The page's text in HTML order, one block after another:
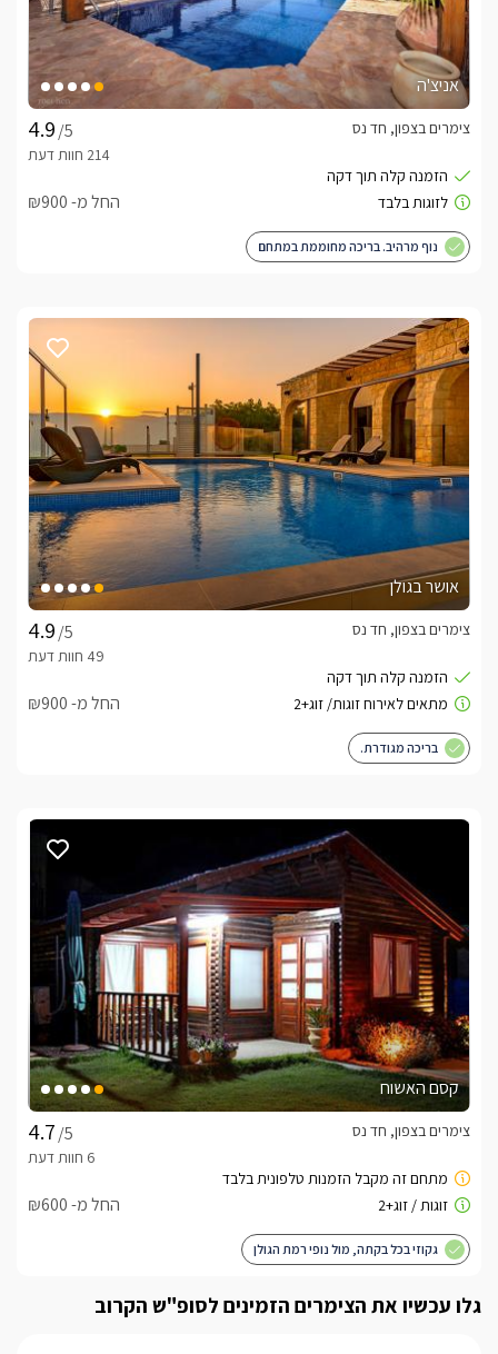
אניצ'ה
/5
צימרים בצפון, חד נס
החל מ- ₪900
נוף מרהיב. בריכה מחוממת במתחם
אושר בגולן
/5
צימרים בצפון, חד נס
החל מ- ₪900
בריכה מגודרת.
קסם האשוח
/5
צימרים בצפון, חד נס
החל מ- ₪600
גקוזי בכל בקתה, מול נופי רמת הגולן
גלו עכשיו את הצימרים הזמינים לסופ"ש הקרוב